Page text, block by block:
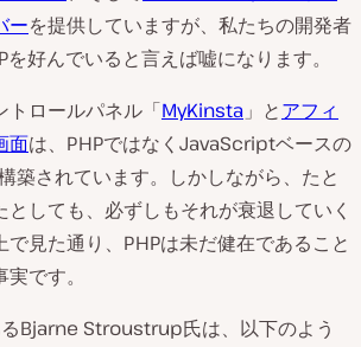
ーを提供していますが、私たちの開発者
好んでいると言えば嘘になります。
ロールパネル「MyKinsta 」とアフィ
面は、PHPではなくJavaScriptベースの
築されています。しかしながら、たと
としても、必ずしもそれが衰退していく
で見た通り、PHPは未だ健在であること
です。
るBjarne Stroustrup氏は、以下のよう